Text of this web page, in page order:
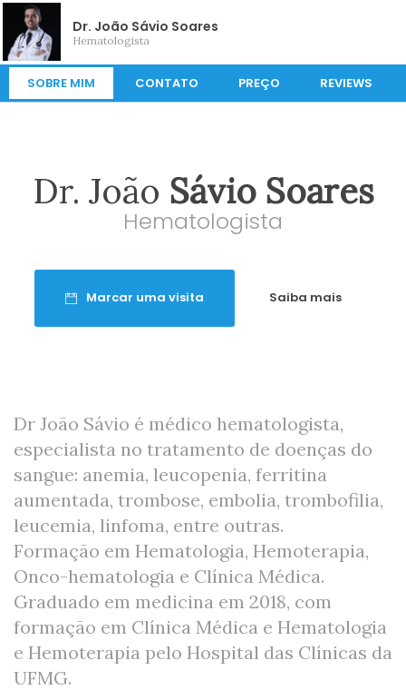
Dr. João Sávio Soares
Hematologista
SOBRE MIM CONTATO PREÇO REVIEWS
Dr. João Sávio Soares
Hematologista
Marcar uma visita Saiba mais
Dr João Sávio é médico hematologista,
especialista no tratamento de doenças do
sangue: anemia, leucopenia, ferritina
aumentada, trombose, embolia, trombofilia,
leucemia, linfoma, entre outras.
Formação em Hematologia, Hemoterapia,
Onco-hematologia e Clínica Médica.
Graduado em medicina em 2018, com
formação em Clínica Médica e Hematologia
e Hemoterapia pelo Hospital das Clínicas da
UFMG.